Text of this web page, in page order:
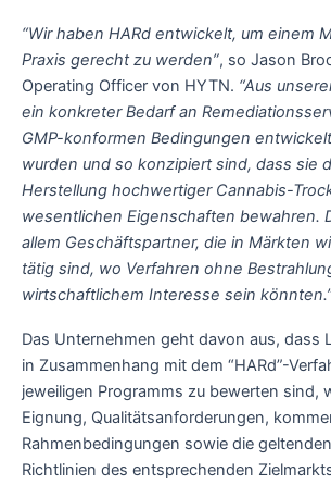
“Wir haben HARd entwickelt, um einem
Praxis gerecht zu werden”, so Jason
Operating Officer von HYTN. “Aus
ein konkreter Bedarf an
GMP-konformen Bedingungen
wurden und so konzipiert sind, dass sie
Herstellung hochwertiger Cannabis-
wesentlichen Eigenschaften bewahren.
allem Geschäftspartner, die in Märkten
tätig sind, wo Verfahren ohne
wirtschaftlichem Interesse sein
Das Unternehmen geht davon aus, dass
in Zusammenhang mit dem “HARd”-
jeweiligen Programms zu bewerten sind,
Eignung, Qualitätsanforderungen,
Rahmenbedingungen sowie die
Richtlinien des entsprechenden